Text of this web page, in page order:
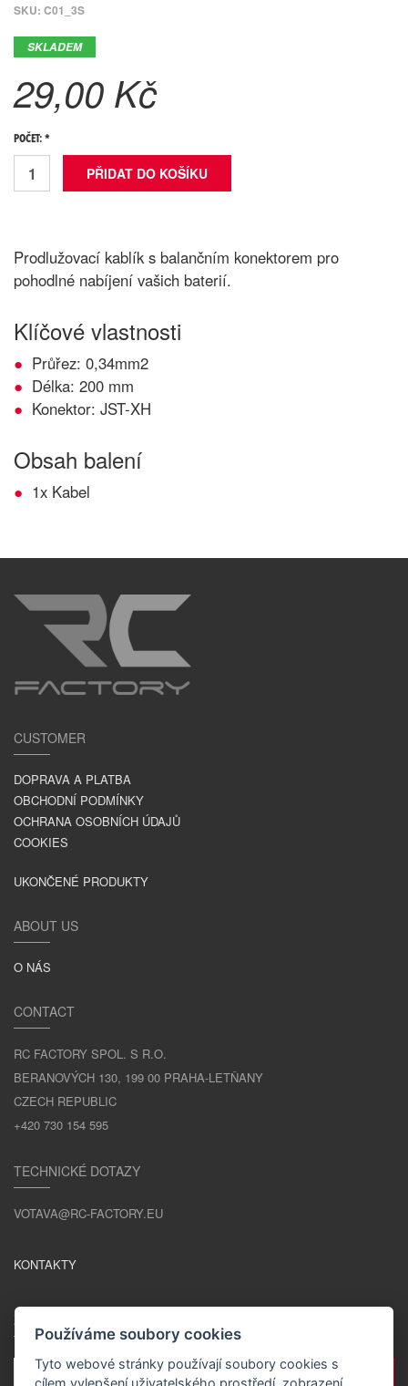
SKU: C01_3S
SKLADEM
29,00 Kč
POČET: *
Prodlužovací kablík s balančním konektorem pro
pohodlné nabíjení vašich baterií.
Klíčové vlastnosti
Průřez: 0,34mm2
Délka: 200 mm
Konektor: JST-XH
Obsah balení
1x Kabel
CUSTOMER
DOPRAVA A PLATBA
OBCHODNÍ PODMÍNKY
OCHRANA OSOBNÍCH ÚDAJŮ
COOKIES
UKONČENÉ PRODUKTY
ABOUT US
O NÁS
CONTACT
RC FACTORY SPOL. S R.O.
BERANOVÝCH 130, 199 00 PRAHA-LETŇANY
CZECH REPUBLIC
+420 730 154 595
TECHNICKÉ DOTAZY
VOTAVA@RC-FACTORY.EU
KONTAKTY
ZŮSTAŇME V KONTAKTU
Používáme soubory cookies
Tyto webové stránky používají soubory cookies s
cílem vylepšení uživatelského prostředí, zobrazení